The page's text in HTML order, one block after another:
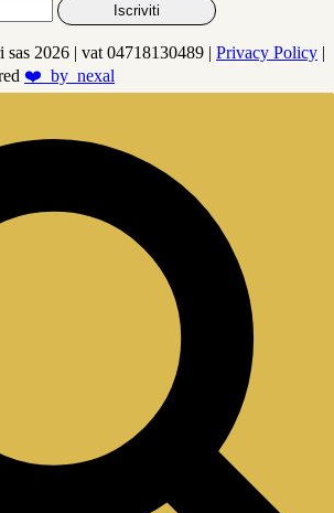
Iscriviti
sas 2026 | vat 04718130489 | Privacy Policy |
❤️_by_nexal